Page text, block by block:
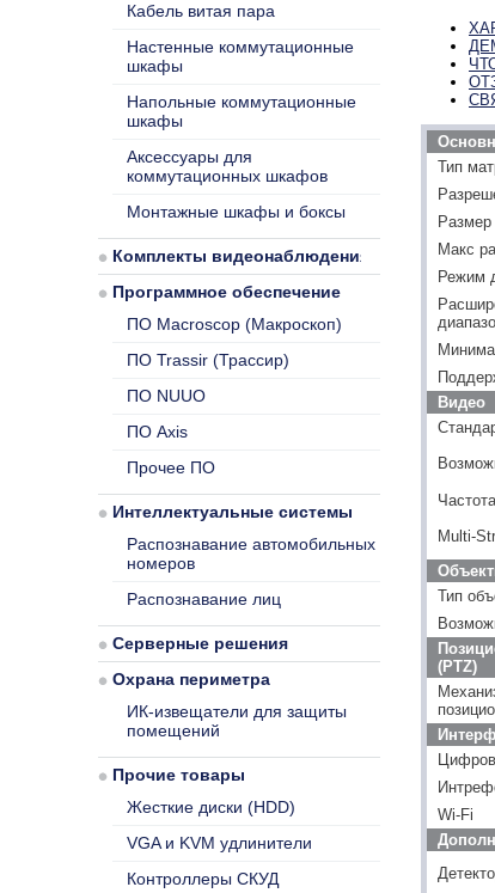
Тип
Макс
Режим
Видео
Multi-
Тип
(PTZ)
Wi-Fi
Кабель витая пара
Настенные коммутационные
шкафы
Напольные коммутационные
шкафы
Аксессуары для
коммутационных шкафов
Монтажные шкафы и боксы
Комплекты видеонаблюдения
Программное обеспечение
ПО Macroscop (Макроскоп)
ПО Trassir (Трассир)
ПО NUUO
ПО Axis
Прочее ПО
Интеллектуальные системы
Распознавание автомобильных
номеров
Распознавание лиц
Серверные решения
Охрана периметра
ИК-извещатели для защиты
помещений
Прочие товары
Жесткие диски (HDD)
VGA и KVM удлинители
Контроллеры СКУД